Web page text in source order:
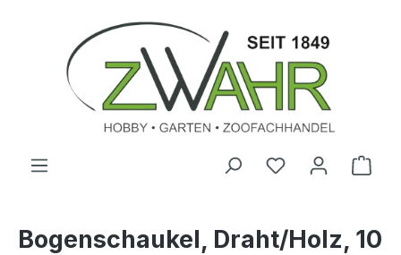
Zum Hauptinhalt springen
Bogenschaukel, Draht/Holz, 10